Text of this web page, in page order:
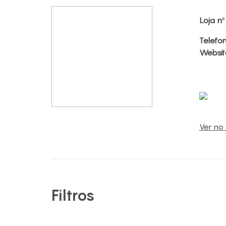
Loja
Ver
Filtros